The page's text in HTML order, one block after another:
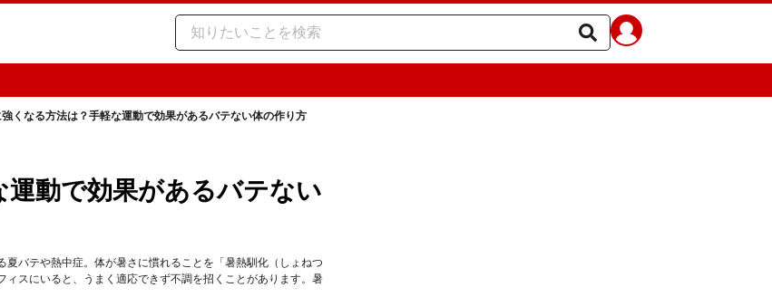
くなる方法は？手軽な運動で効果があるバテない体の作り方
動で効果があるバテない
夏バテや熱中症。体が暑さに慣れることを「暑熱馴化（しょねつ
スにいると、うまく適応できず不調を招くことがあります。暑